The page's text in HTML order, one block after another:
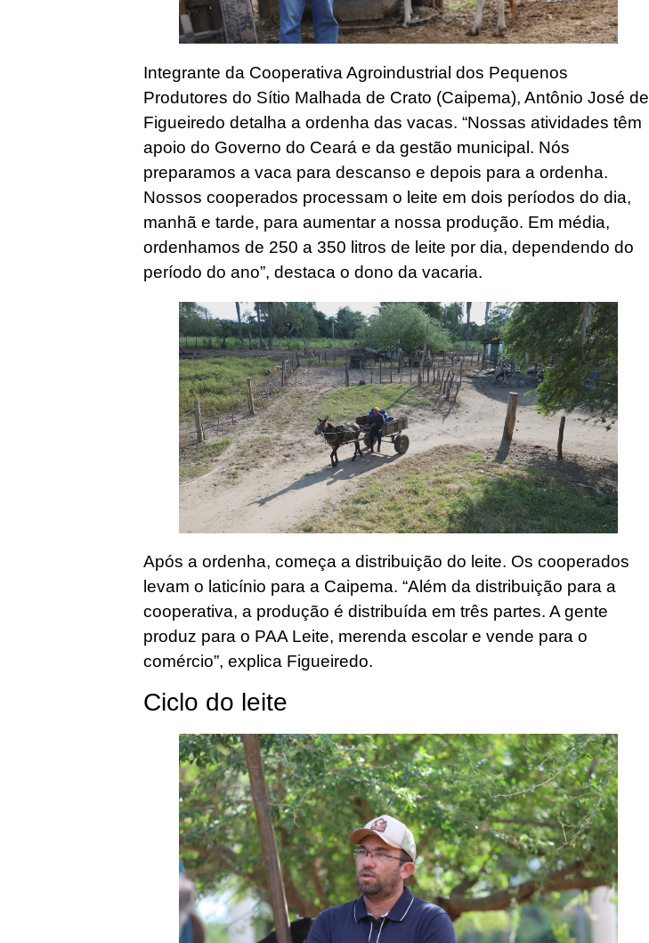
Integrante da Cooperativa Agroindustrial dos Pequenos
Produtores do Sítio Malhada de Crato (Caipema), Antônio José de
Figueiredo detalha a ordenha das vacas. “Nossas atividades têm
apoio do Governo do Ceará e da gestão municipal. Nós
preparamos a vaca para descanso e depois para a ordenha.
Nossos cooperados processam o leite em dois períodos do dia,
manhã e tarde, para aumentar a nossa produção. Em média,
ordenhamos de 250 a 350 litros de leite por dia, dependendo do
período do ano”, destaca o dono da vacaria.
Após a ordenha, começa a distribuição do leite. Os cooperados
levam o laticínio para a Caipema. “Além da distribuição para a
cooperativa, a produção é distribuída em três partes. A gente
produz para o PAA Leite, merenda escolar e vende para o
comércio”, explica Figueiredo.
Ciclo do leite